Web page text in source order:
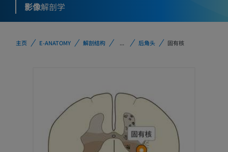
影像解剖学
主页 E-ANATOMY 解剖结构 ... 后角头 固有核